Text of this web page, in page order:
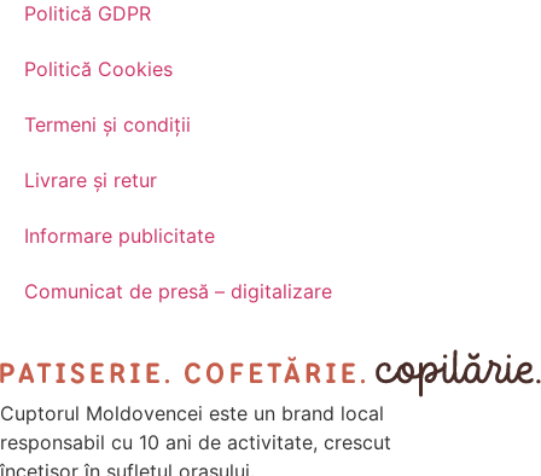
Politică GDPR
Politică Cookies
Termeni și condiții
Livrare și retur
Informare publicitate
Comunicat de presă – digitalizare
Cuptorul Moldovencei este un brand local
responsabil cu 10 ani de activitate, crescut